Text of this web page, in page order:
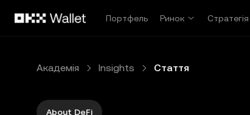
Портфель
Ринок Стратегія
Академія Insights Стаття
About DeFi